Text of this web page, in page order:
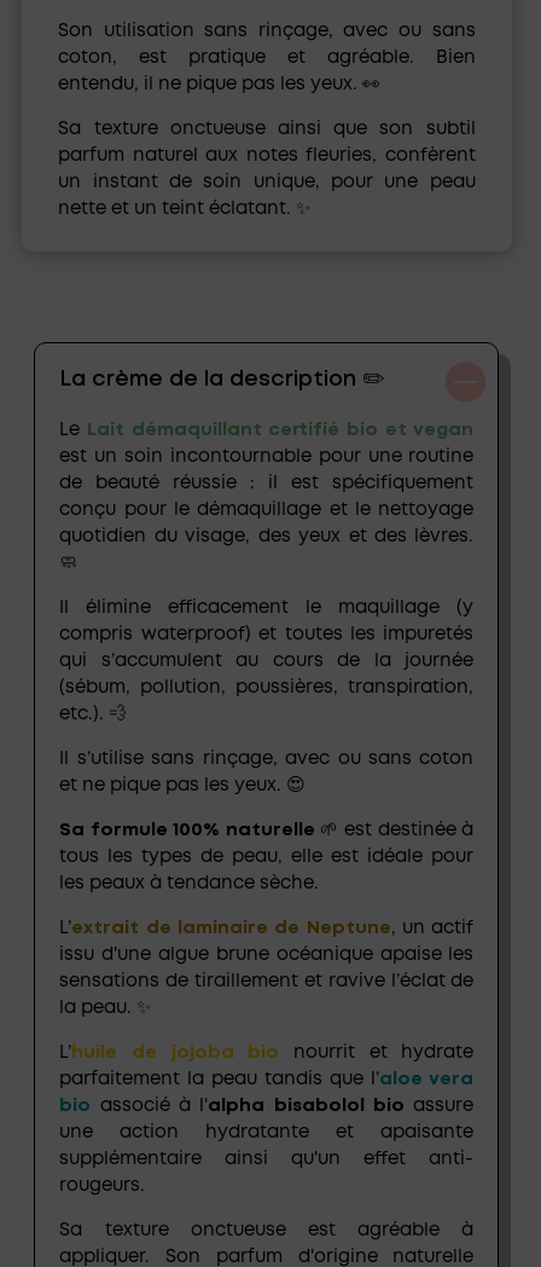
Son utilisation sans rinçage, avec ou sans
coton, est pratique et agréable. Bien
entendu, il ne pique pas les yeux. 👀
Sa texture onctueuse ainsi que son subtil
parfum naturel aux notes fleuries, confèrent
un instant de soin unique, pour une peau
nette et un teint éclatant. ✨
La crème de la description ✏️
Le
Lait démaquillant certifié bio et vegan
est un soin incontournable pour une routine
de beauté réussie : il est spécifiquement
conçu pour le démaquillage et le nettoyage
quotidien du visage, des yeux et des lèvres.
🧼
Il élimine efficacement le maquillage (y
compris waterproof) et toutes les impuretés
qui s’accumulent au cours de la journée
(sébum, pollution, poussières, transpiration,
etc.). 💨
Il s’utilise sans rinçage, avec ou sans coton
et ne pique pas les yeux. 😍
Sa formule 100% naturelle 🌱 est destinée à
tous les types de peau, elle est idéale pour
les peaux à tendance sèche.
L’extrait de laminaire de Neptune, un actif
issu d'une algue brune océanique apaise les
sensations de tiraillement et ravive l’éclat de
la peau. ✨
L’ huile de jojoba bio
nourrit et hydrate
parfaitement la peau tandis que l’aloe vera
bio
associé à l'alpha bisabolol bio assure
une action hydratante et apaisante
supplémentaire ainsi qu'un effet anti-
rougeurs.
Sa texture onctueuse est agréable à
appliquer. Son parfum d'origine naturelle